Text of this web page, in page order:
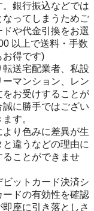
銀行振込などでは
ってしまうためご
や代金引換をお選
以上で送料・手数
お得です)
転送宅配業者、私設
マンション、レン
お受けすることが
に勝手ではござい
す。
り色みに差異が生
違うなどの理由に
ることができませ
ビットカード決済シ
ドの有効性を確認
座に引き落としさ